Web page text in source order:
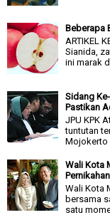
Beberapa
ARTIKEL
Sianida,
ini marak
Sidang
Pastikan
JPU KPK
tuntutan
Mojokerto
Wali Kota
Pernikahan
Wali Kota
bersama
satu